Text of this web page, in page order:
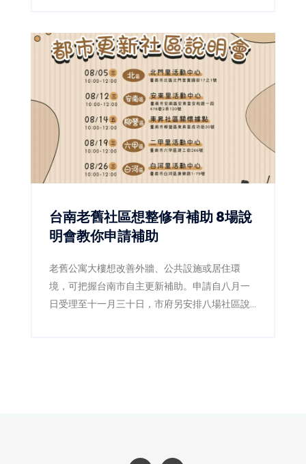
台南老舊社區想整修有補助 8場說
明會教你申請補助
老舊公寓大樓想改善外牆、公共設施或居住環
境，可把握台南市自主更新補助。申請自八月一
日受理至十一月三十日，市府另安排八場社區說